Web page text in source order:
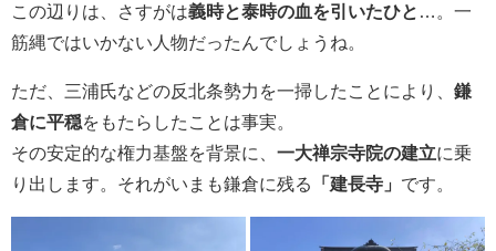
この辺りは、さすがは義時と泰時の血を引いたひと
…。一
筋縄ではいかない人物だったんでしょうね。
ただ、三浦氏などの反北条勢力を一掃したことにより、 鎌
倉に平穏をもたらしたことは事実。
その安定的な権力基盤を背景に、 一大禅宗寺院の建立に乗
り出します。それがいまも鎌倉に残る
「建長寺」 です。